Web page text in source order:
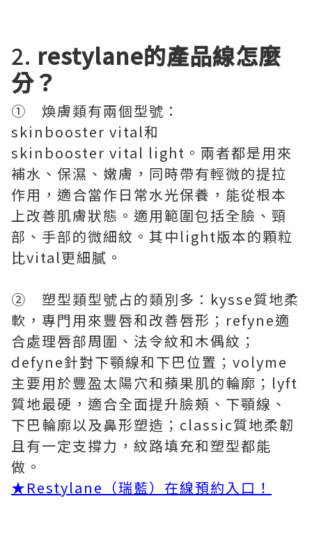
2. restylane的產品線怎麼
分？
① 煥膚類有兩個型號：
skinbooster vital和
skinbooster vital light。兩者都是用來
補水、保濕、嫩膚，同時帶有輕微的提拉
作用，適合當作日常水光保養，能從根本
上改善肌膚狀態。適用範圍包括全臉、頸
部、手部的微細紋。其中light版本的顆粒
比vital更細膩。
② 塑型類型號占的類別多：kysse質地柔
軟，專門用來豐唇和改善唇形；refyne適
合處理唇部周圍、法令紋和木偶紋；
defyne針對下顎線和下巴位置；volyme
主要用於豐盈太陽穴和蘋果肌的輪廓；lyft
質地最硬，適合全面提升臉頰、下顎線、
下巴輪廓以及鼻形塑造；classic質地柔韌
且有一定支撐力，紋路填充和塑型都能
做。
★Restylane（瑞藍）在線預約入口！